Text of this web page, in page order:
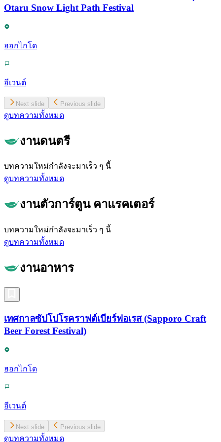
Otaru Snow Light Path Festival
ฮอกไกโด
อีเวนต์
Next slide Previous slide
ดูบทความทั้งหมด
งานดนตรี
บทความใหม่กำลังจะมาเร็ว ๆ นี้
ดูบทความทั้งหมด
งานตัวการ์ตูน คาแรคเตอร์
บทความใหม่กำลังจะมาเร็ว ๆ นี้
ดูบทความทั้งหมด
งานอาหาร
เทศกาลซัปโปโรคราฟต์เบียร์ฟอเรส (Sapporo Craft
Beer Forest Festival)
ฮอกไกโด
อีเวนต์
Next slide Previous slide
ดูบทความทั้งหมด